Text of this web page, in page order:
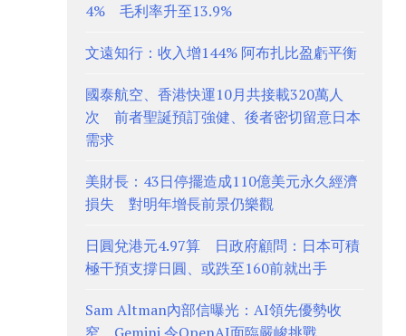
4% 毛利率升至13.9%
文遠知行：收入增144% 阿布扎比盈虧平衡
國泰航空、香港快運10月共接載320萬人
次 前者聖誕預訂強健、後者密切留意日本
需求
美財長：43日停擺造成110億美元永久經濟
損失 對明年增長前景仍樂觀
日圓兌港元4.97算 日政府顧問：日本可積
極干預支撐日圓、或跌至160前就出手
Sam Altman內部信曝光：AI領先優勢收